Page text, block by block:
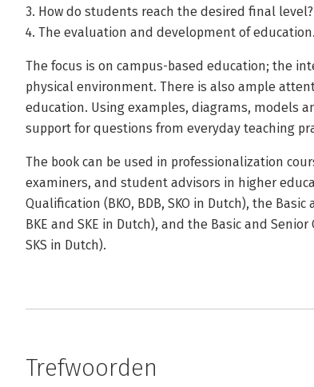
3. How do students reach the desired final level?
4. The evaluation and development of education.
The focus is on campus-based education; the
physical environment. There is also ample
education. Using examples, diagrams, models
support for questions from everyday teaching
The book can be used in professionalization
examiners, and student advisors in higher
Qualification (BKO, BDB, SKO in Dutch), the
BKE and SKE in Dutch), and the Basic and
SKS in Dutch).
Trefwoorden